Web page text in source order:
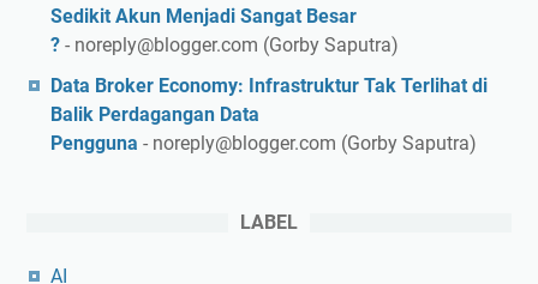
Sedikit Akun Menjadi Sangat Besar
? - noreply@blogger.com (Gorby Saputra)
Data Broker Economy: Infrastruktur Tak Terlihat di
Balik Perdagangan Data
Pengguna - noreply@blogger.com (Gorby Saputra)
LABEL
AI